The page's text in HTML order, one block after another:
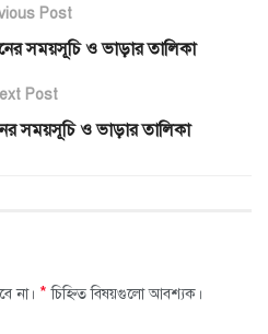
Post
সময়সূচি ও ভাড়ার তালিকা
Post
সময়সূচি ও ভাড়ার তালিকা
না। * চিহ্নিত বিষয়গুলো আবশ্যক।